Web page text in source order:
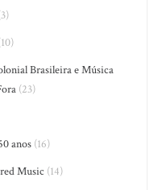
Brasileira e Música
(23)
anos(16)
Music (14)